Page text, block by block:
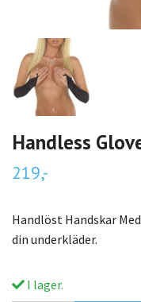
Handless
219,-
Handlöst Handskar
din underkläder.
I lager.